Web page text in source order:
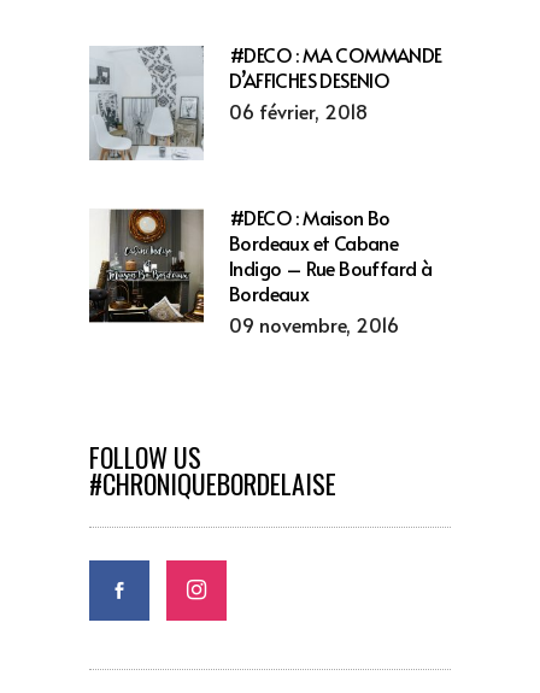
#DECO : MA COMMANDE
D’AFFICHES DESENIO
06 février, 2018
#DECO : Maison Bo
Bordeaux et Cabane
Indigo – Rue Bouffard à
Bordeaux
09 novembre, 2016
FOLLOW US
#CHRONIQUEBORDELAISE